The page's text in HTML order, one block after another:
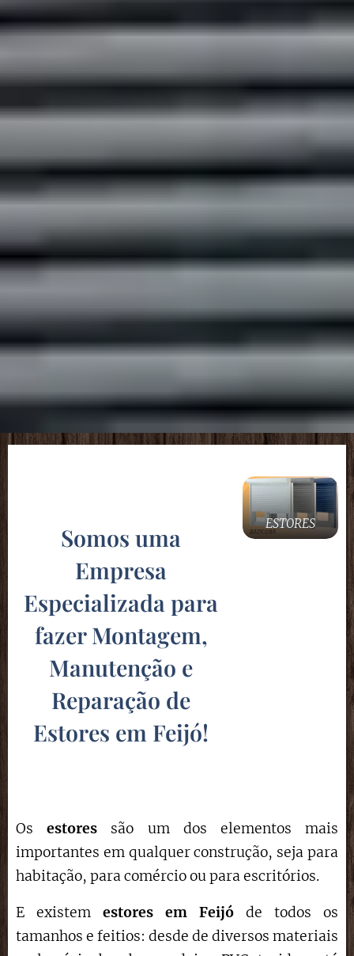
ESTORES
Somos uma
Empresa
Especializada para
fazer Montagem,
Manutenção e
Reparação de
Estores em Feijó!
Os estores são um dos elementos mais
importantes em qualquer construção, seja para
habitação, para comércio ou para escritórios.
E existem estores em Feijó de todos os
tamanhos e feitios: desde de diversos materiais